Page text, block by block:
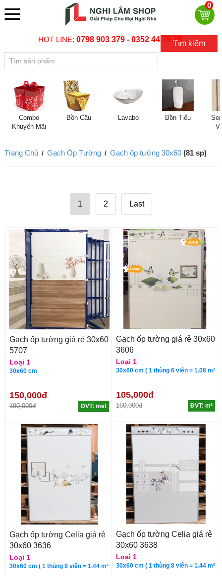
0
HOT LINE:0798 903 379 - 0352 44 79 78Tìm kiếm
Combo
Khuyến Mãi
Bồn Cầu Lavabo Bồn Tiểu
Trang Chủ / Gạch Ốp Tường / Gạch ốp tường 30x60 (81 sp)
1 2 Last
Gạch ốp tường giá rẻ 30x60
5707
Loại 1
30x60 cm
150,000đ
190,000đ ĐVT: met
Gạch ốp tường giá rẻ 30x60
3606
Loại 1
30x60 cm ( 1 thùng 6 viên = 1.08 m²
105,000đ
160,000đ ĐVT: m²
Gạch ốp tường Celia giá rẻ
30x60 3636
Loại 1
30x60 cm ( 1 thùng 8 viên = 1.44 m²
Gạch ốp tường Celia giá rẻ
30x60 3638
Loại 1
30x60 cm ( 1 thùng 8 viên = 1.44 m²